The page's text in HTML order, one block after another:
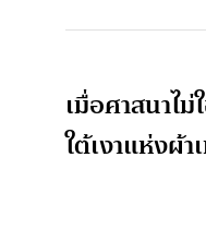
เมื่อศาสนาไ
ใต้เงาแห่งผ้า